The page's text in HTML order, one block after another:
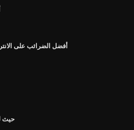
أفضل الضرائب على
حيث